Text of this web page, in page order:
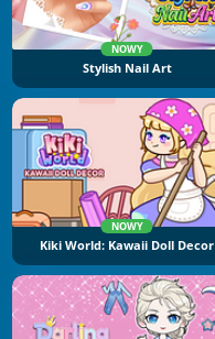
NOWY
Stylish Nail Art
NOWY
Kiki World: Kawaii Doll Decor